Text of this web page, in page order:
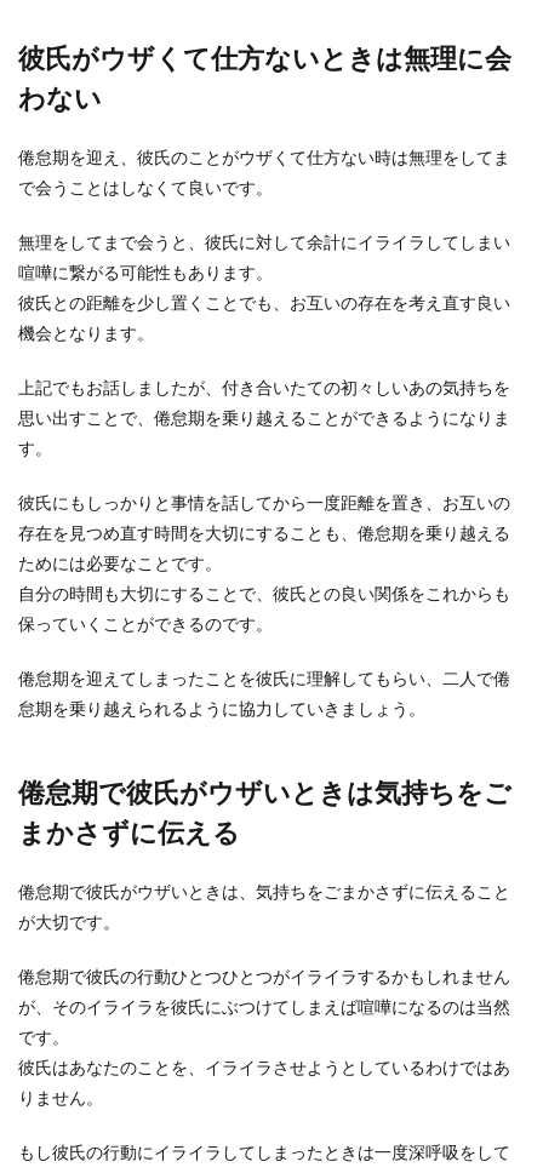
彼氏が急に優しい態度になったら浮
ったら、女の勘が働いて彼氏の浮気を疑う女性も
いますよね。...
彼氏がウザくて仕方ないときは無理に会
わない
倦怠期を迎え、彼氏のことがウザくて仕方ない時は無理をしてま
で会うことはしなくて良いです。
無理をしてまで会うと、彼氏に対して余計にイライラしてしまい
喧嘩に繋がる可能性もあります。
彼氏との距離を少し置くことでも、お互いの存在を考え直す良い
機会となります。
上記でもお話しましたが、付き合いたての初々しいあの気持ちを
思い出すことで、倦怠期を乗り越えることができるようになりま
す。
彼氏にもしっかりと事情を話してから一度距離を置き、お互いの
存在を見つめ直す時間を大切にすることも、倦怠期を乗り越える
ためには必要なことです。
自分の時間も大切にすることで、彼氏との良い関係をこれからも
保っていくことができるのです。
倦怠期を迎えてしまったことを彼氏に理解してもらい、二人で倦
怠期を乗り越えられるように協力していきましょう。
倦怠期で彼氏がウザいときは気持ちをご
まかさずに伝える
倦怠期で彼氏がウザいときは、気持ちをごまかさずに伝えること
が大切です。
倦怠期で彼氏の行動ひとつひとつがイライラするかもしれません
が、そのイライラを彼氏にぶつけてしまえば喧嘩になるのは当然
です。
彼氏はあなたのことを、イライラさせようとしているわけではあ
りません。
もし彼氏の行動にイライラしてしまったときは一度深呼吸をして